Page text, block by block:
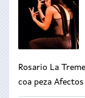
Rosario La
coa peza Afectos